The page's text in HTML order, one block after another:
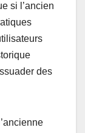
si l’ancien
des